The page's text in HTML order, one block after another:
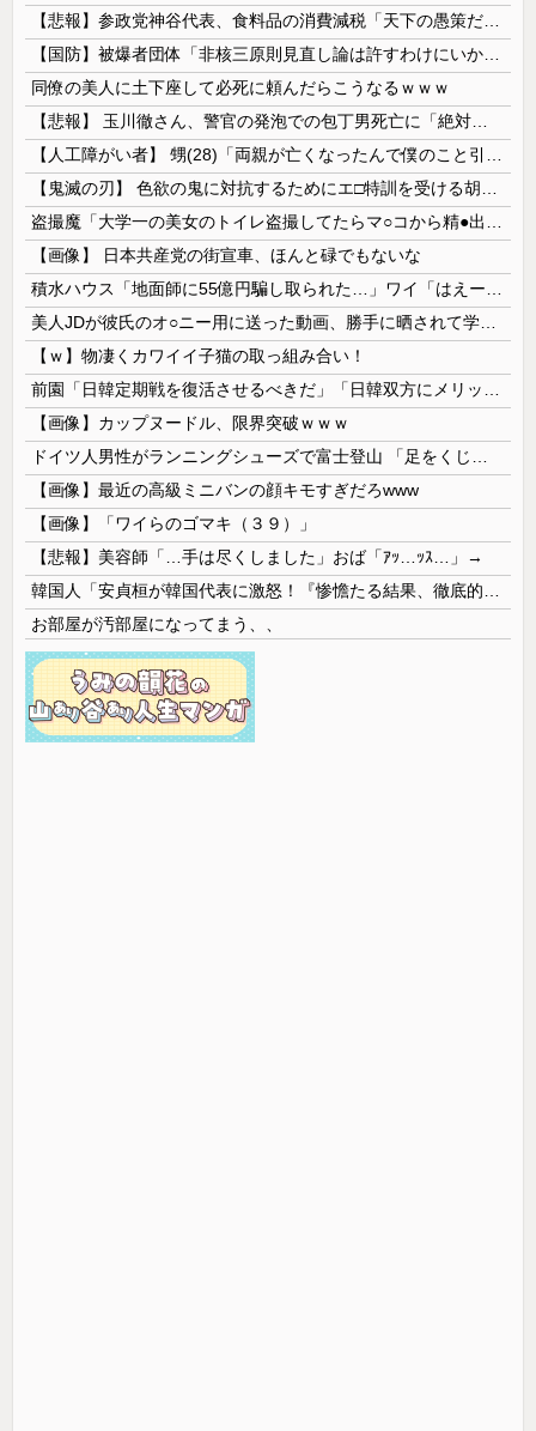
同僚の美人に土下座して必死に頼んだらこうなるｗｗｗ
【画像】 日本共産党の街宣車、ほんと碌でもないな
【ｗ】物凄くカワイイ子猫の取っ組み合い！
【画像】カップヌードル、限界突破ｗｗｗ
【画像】最近の高級ミニバンの顔キモすぎだろwww
【画像】「ワイらのゴマキ（３９）」
【悲報】美容師「…手は尽くしました」おば「ｱｯ…ｯｽ…」→
お部屋が汚部屋になってまう、、